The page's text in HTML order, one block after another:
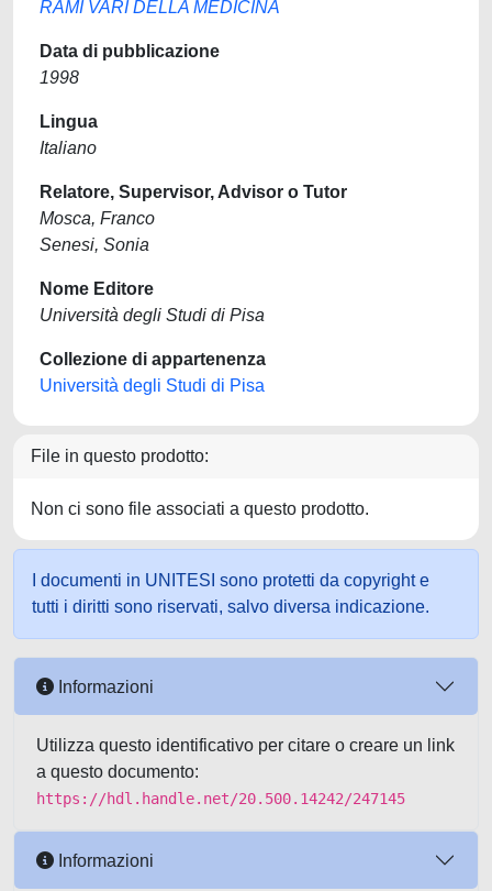
RAMI VARI DELLA MEDICINA
Data di pubblicazione
1998
Lingua
Italiano
Relatore, Supervisor, Advisor o Tutor
Mosca, Franco
Senesi, Sonia
Nome Editore
Università degli Studi di Pisa
Collezione di appartenenza
Università degli Studi di Pisa
File in questo prodotto:
Non ci sono file associati a questo prodotto.
I documenti in UNITESI sono protetti da copyright e
tutti i diritti sono riservati, salvo diversa indicazione.
Informazioni
Utilizza questo identificativo per citare o creare un link
a questo documento:
https://hdl.handle.net/20.500.14242/247145
Informazioni